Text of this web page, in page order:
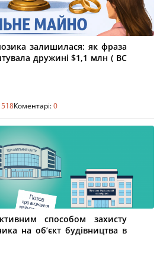
залишилася: як фраза
дружині $1,1 млн ( ВС
518Коментарі:0
способом захисту
на об’єкт будівництва в